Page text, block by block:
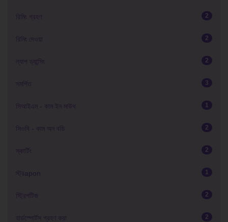
রিমিং গ্রহণ 2
রিমিং দেওয়া 2
ল্যাপ ড্যান্সিং 2
সমর্পিত 3
সিআইএম - কাম ইন মাউথ 1
সিওবি - কাম অন বডি 2
স্কার্টিং 2
স্ট্রapon 1
স্ট্রিপটিজ 2
হার্ডস্পোর্টস গ্রহণ করা 2